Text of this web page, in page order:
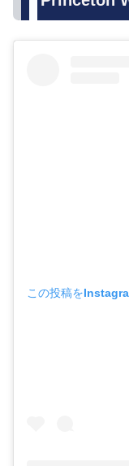
この投稿を